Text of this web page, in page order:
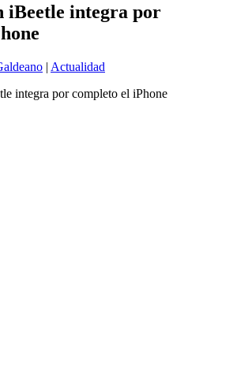
iBeetle integra por
| Actualidad